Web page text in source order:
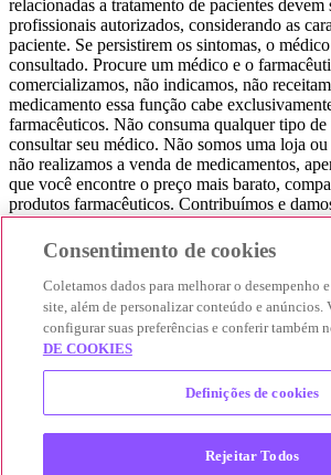
relacionadas a tratamento de pacientes devem
profissionais autorizados, considerando as
paciente. Se persistirem os sintomas, o
consultado. Procure um médico e o
comercializamos, não indicamos, não
medicamento essa função cabe
farmacêuticos. Não consuma qualquer tipo de
consultar seu médico. Não somos uma loja
não realizamos a venda de medicamentos,
que você encontre o preço mais barato,
produtos farmacêuticos. Contribuímos e
experiência seja bem-sucedida, mas a
acontece nos sites das nossas lojas parceiras.
© 2025 Afya Participações S.A. - todos os
Alameda Lorena, 269 - Jardim Paulista - São
01424-001 - CNPJ 23.399.329/0002-53.
Consentimento de cookies
Coletamos dados para melhorar o desempenho
site, além de personalizar conteúdo e anúncios.
configurar suas preferências e conferir também
DE COOKIES
Definições de cookies
Rejeitar Todos